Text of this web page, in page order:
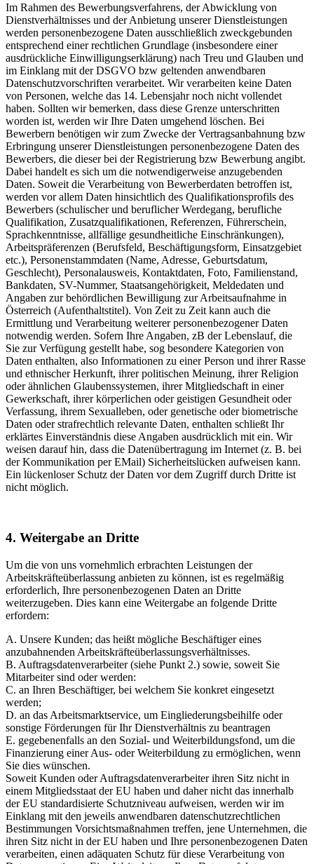
Im Rahmen des Bewerbungsverfahrens, der Abwicklung von
Dienstverhältnisses und der Anbietung unserer Dienstleistungen
werden personenbezogene Daten ausschließlich zweckgebunden
entsprechend einer rechtlichen Grundlage (insbesondere einer
ausdrückliche Einwilligungserklärung) nach Treu und Glauben und
im Einklang mit der DSGVO bzw geltenden anwendbaren
Datenschutzvorschriften verarbeitet. Wir verarbeiten keine Daten
von Personen, welche das 14. Lebensjahr noch nicht vollendet
haben. Sollten wir bemerken, dass diese Grenze unterschritten
worden ist, werden wir Ihre Daten umgehend löschen. Bei
Bewerbern benötigen wir zum Zwecke der Vertragsanbahnung bzw
Erbringung unserer Dienstleistungen personenbezogene Daten des
Bewerbers, die dieser bei der Registrierung bzw Bewerbung angibt.
Dabei handelt es sich um die notwendigerweise anzugebenden
Daten. Soweit die Verarbeitung von Bewerberdaten betroffen ist,
werden vor allem Daten hinsichtlich des Qualifikationsprofils des
Bewerbers (schulischer und beruflicher Werdegang, berufliche
Qualifikation, Zusatzqualifikationen, Referenzen, Führerschein,
Sprachkenntnisse, allfällige gesundheitliche Einschränkungen),
Arbeitspräferenzen (Berufsfeld, Beschäftigungsform, Einsatzgebiet
etc.), Personenstammdaten (Name, Adresse, Geburtsdatum,
Geschlecht), Personalausweis, Kontaktdaten, Foto, Familienstand,
Bankdaten, SV-Nummer, Staatsangehörigkeit, Meldedaten und
Angaben zur behördlichen Bewilligung zur Arbeitsaufnahme in
Österreich (Aufenthaltstitel). Von Zeit zu Zeit kann auch die
Ermittlung und Verarbeitung weiterer personenbezogener Daten
notwendig werden. Sofern Ihre Angaben, zB der Lebenslauf, die
Sie zur Verfügung gestellt habe, sog besondere Kategorien von
Daten enthalten, also Informationen zu einer Person und ihrer Rasse
und ethnischer Herkunft, ihrer politischen Meinung, ihrer Religion
oder ähnlichen Glaubenssystemen, ihrer Mitgliedschaft in einer
Gewerkschaft, ihrer körperlichen oder geistigen Gesundheit oder
Verfassung, ihrem Sexualleben, oder genetische oder biometrische
Daten oder strafrechtlich relevante Daten, enthalten schließt Ihr
erklärtes Einverständnis diese Angaben ausdrücklich mit ein. Wir
weisen darauf hin, dass die Datenübertragung im Internet (z. B. bei
der Kommunikation per EMail) Sicherheitslücken aufweisen kann.
Ein lückenloser Schutz der Daten vor dem Zugriff durch Dritte ist
nicht möglich.
4. Weitergabe an Dritte
Um die von uns vornehmlich erbrachten Leistungen der
Arbeitskräfteüberlassung anbieten zu können, ist es regelmäßig
erforderlich, Ihre personenbezogenen Daten an Dritte
weiterzugeben. Dies kann eine Weitergabe an folgende Dritte
erfordern:
A. Unsere Kunden; das heißt mögliche Beschäftiger eines
anzubahnenden Arbeitskräfteüberlassungsverhältnisses.
B. Auftragsdatenverarbeiter (siehe Punkt 2.) sowie, soweit Sie
Mitarbeiter sind oder werden:
C. an Ihren Beschäftiger, bei welchem Sie konkret eingesetzt
werden;
D. an das Arbeitsmarktservice, um Eingliederungsbeihilfe oder
sonstige Förderungen für Ihr Dienstverhältnis zu beantragen
E. gegebenenfalls an den Sozial- und Weiterbildungsfond, um die
Finanzierung einer Aus- oder Weiterbildung zu ermöglichen, wenn
Sie dies wünschen.
Soweit Kunden oder Auftragsdatenverarbeiter ihren Sitz nicht in
einem Mitgliedsstaat der EU haben und daher nicht das innerhalb
der EU standardisierte Schutzniveau aufweisen, werden wir im
Einklang mit den jeweils anwendbaren datenschutzrechtlichen
Bestimmungen Vorsichtsmaßnahmen treffen, jene Unternehmen, die
ihren Sitz nicht in der EU haben und Ihre personenbezogenen Daten
verarbeiten, einen adäquaten Schutz für diese Verarbeitung von